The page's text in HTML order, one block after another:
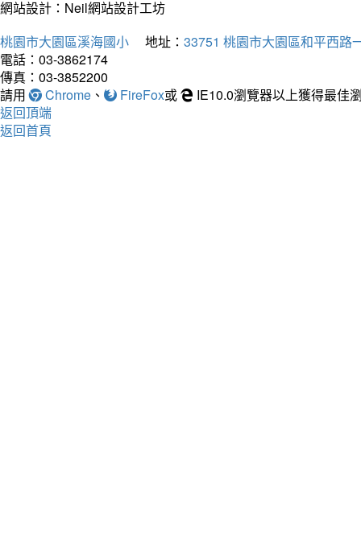
網站設計：Neil網站設計工坊
桃園市大園區溪海國小
地址： 33751 桃園市大園區和平西路
電話：03-3862174
傳真：03-3852200
請用
Chrome 、 FireFox或
IE10.0瀏覽器以上獲得最佳
返回頂端
返回首頁